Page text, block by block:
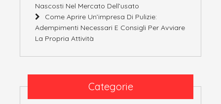
Nascosti Nel Mercato Dell’usato
Come Aprire Un’impresa Di Pulizie:
Adempimenti Necessari E Consigli Per Avviare
La Propria Attività
Categorie